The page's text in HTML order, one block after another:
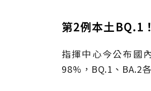
第2例本土BQ.1
指揮中心今公布國
98%，BQ.1、BA.2